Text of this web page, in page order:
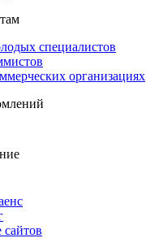
специалистов
организациях
сайтов